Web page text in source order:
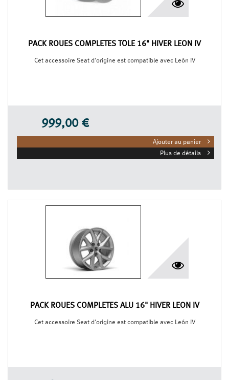
PACK ROUES COMPLÈTES TÔLE 16" HIVER LEON IV
Cet accessoire Seat d'origine est compatible avec León IV
999,00 €
Ajouter au panier
Plus de détails
PACK ROUES COMPLÈTES ALU 16" HIVER LEON IV
Cet accessoire Seat d'origine est compatible avec León IV